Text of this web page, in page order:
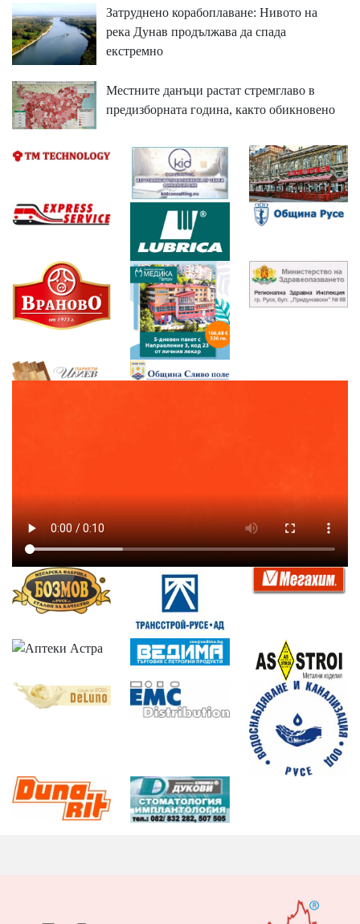
Затруднено корабоплаване: Нивото на
река Дунав продължава да спада
екстремно
Местните данъци растат стремглаво в
предизборната година, както обикновено